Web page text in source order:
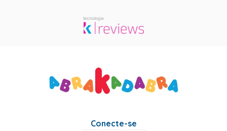
Conecte-se